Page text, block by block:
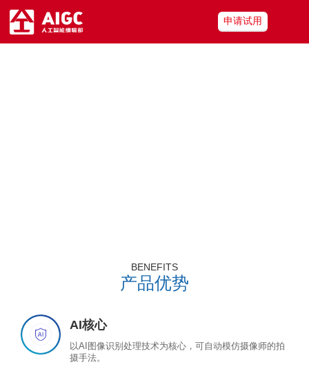
申请试用
BENEFITS
产品优势
AI核心
以AI图像识别处理技术为核心，可自动模仿摄像师的拍
摄手法。